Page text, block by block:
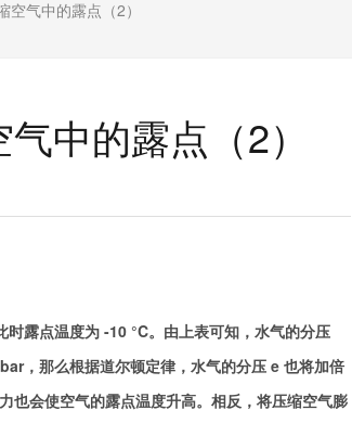
气中的露点（2）
中的露点（2）
露点温度为 -10 °C。由上表可知，水气的分压
，那么根据道尔顿定律，水气的分压 e 也将加倍
也会使空气的露点温度升高。相反，将压缩空气膨